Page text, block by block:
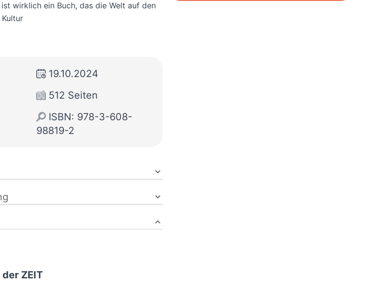
wirklich ein Buch, das die Welt auf den
19.10.2024
512 Seiten
ISBN: 978-3-608-
98819-2
ZEIT